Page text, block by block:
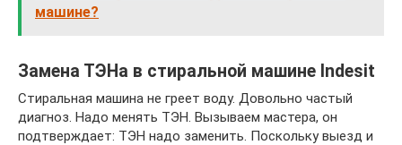
машине?
Замена ТЭНа в стиральной машине Indesit
Стиральная машина не греет воду. Довольно частый
диагноз. Надо менять ТЭН. Вызываем мастера, он
подтверждает: ТЭН надо заменить. Поскольку выезд и